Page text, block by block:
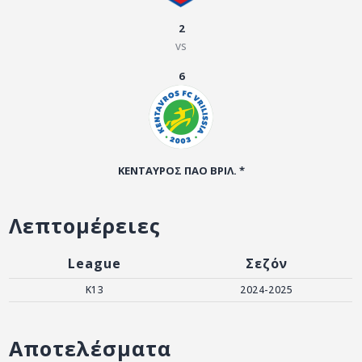
2
vs
6
ΚΕΝΤΑΥΡΟΣ ΠΑΟ ΒΡΙΛ. *
Λεπτομέρειες
League Σεζόν
K13 2024-2025
Αποτελέσματα